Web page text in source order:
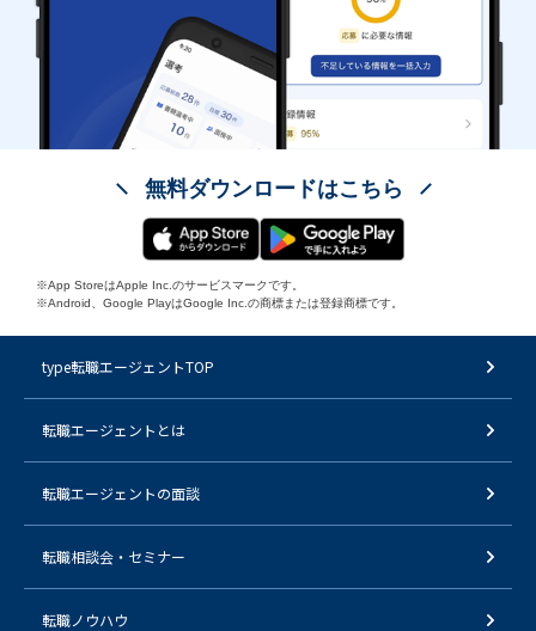
無料ダウンロードはこちら
※App StoreはApple Inc.のサービスマークです。
※Android、Google PlayはGoogle Inc.の商標または登録商標です。
type転職エージェントTOP
転職エージェントとは
転職エージェントの面談
転職相談会・セミナー
転職ノウハウ